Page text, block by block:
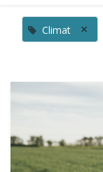
Climat ×